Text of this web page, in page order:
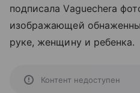
подписала Vaguechera
изображающей
руке, женщину и ребенка.
Контент недоступен